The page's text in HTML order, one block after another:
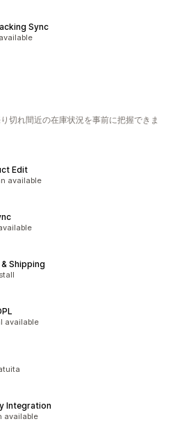
Sync
切れ間近の在庫状況を事前に把握できま
Edit
available
Shipping
available
Integration
available